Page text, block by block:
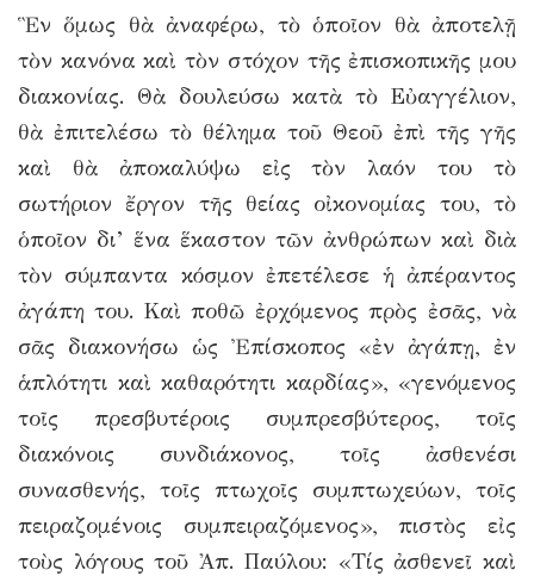
Ἓν ὅμως θὰ ἀναφέρω, τὸ ὁποῖον θὰ ἀποτελῇ
τὸν κανόνα καὶ τὸν στόχον τῆς ἐπισκοπικῆς μου
διακονίας. Θὰ δουλεύσω κατὰ τὸ Εὐαγγέλιον,
θὰ ἐπιτελέσω τὸ θέλημα τοῦ Θεοῦ ἐπὶ τῆς γῆς
καὶ θὰ ἀποκαλύψω εἰς τὸν λαόν του τὸ
σωτήριον ἔργον τῆς θείας οἰκονομίας του, τὸ
ὁποῖον δι’ ἕνα ἕκαστον τῶν ἀνθρώπων καὶ διὰ
τὸν σύμπαντα κόσμον ἐπετέλεσε ἡ ἀπέραντος
ἀγάπη του. Καὶ ποθῶ ἐρχόμενος πρὸς ἐσᾶς, νὰ
σᾶς διακονήσω ὡς Ἐπίσκοπος «ἐν ἀγάπῃ, ἐν
ἁπλότητι καὶ καθαρότητι καρδίας», «γενόμενος
τοῖς πρεσβυτέροις συμπρεσβύτερος, τοῖς
διακόνοις συνδιάκονος, τοῖς ἀσθενέσι
συνασθενής, τοῖς πτωχοῖς συμπτωχεύων, τοῖς
πειραζομένοις συμπειραζόμενος», πιστὸς εἰς
τοὺς λόγους τοῦ Ἀπ. Παύλου: «Τίς ἀσθενεῖ καὶ